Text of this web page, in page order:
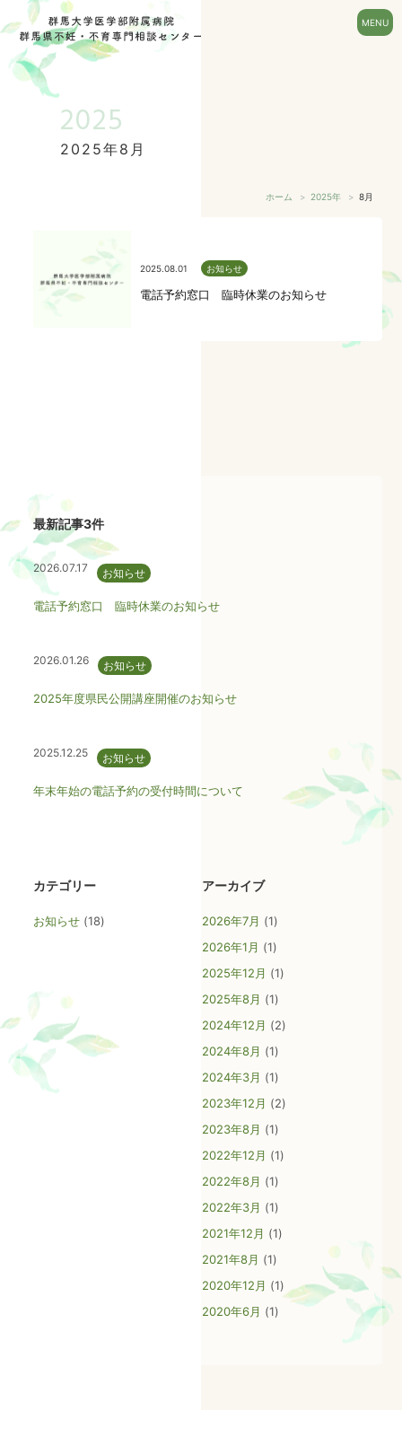
相談員（産婦人科医）による原則個別面接相談となり、事前予約制
タップでお電話可能です。
最新記事3件
2026.07.17 お知らせ
電話予約窓口 臨時休業のお知らせ
2026.01.26 お知らせ
2025年度県民公開講座開催のお知らせ
2025.12.25 お知らせ
年末年始の電話予約の受付時間について
カテゴリー
お知らせ (18)
アーカイブ
2026年7月 (1)
2026年1月 (1)
2025年12月 (1)
2025年8月 (1)
2024年12月 (2)
2024年8月 (1)
2024年3月 (1)
2023年12月 (2)
2023年8月 (1)
2022年12月 (1)
2022年8月 (1)
2022年3月 (1)
2021年12月 (1)
2021年8月 (1)
2020年12月 (1)
2020年6月 (1)
2025
2025年8月
ホーム 2025年 8月
2025.08.01 お知らせ
電話予約窓口 臨時休業のお知らせ